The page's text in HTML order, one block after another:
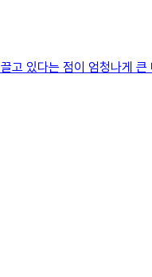
있다는 점이 엄청나게